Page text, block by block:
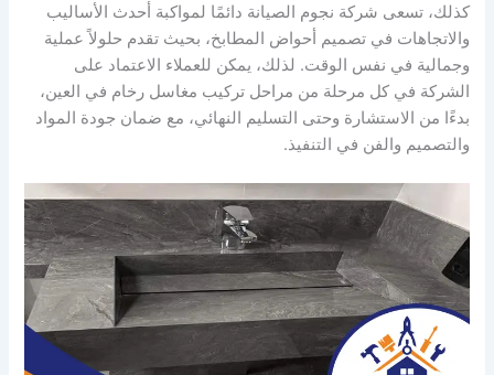
كذلك، تسعى شركة نجوم الصيانة دائمًا لمواكبة أحدث الأساليب
والاتجاهات في تصميم أحواض المطابخ، بحيث تقدم حلولاً عملية
وجمالية في نفس الوقت. لذلك، يمكن للعملاء الاعتماد على
الشركة في كل مرحلة من مراحل تركيب مغاسل رخام في العين،
بدءًا من الاستشارة وحتى التسليم النهائي، مع ضمان جودة المواد
والتصميم والفن في التنفيذ.